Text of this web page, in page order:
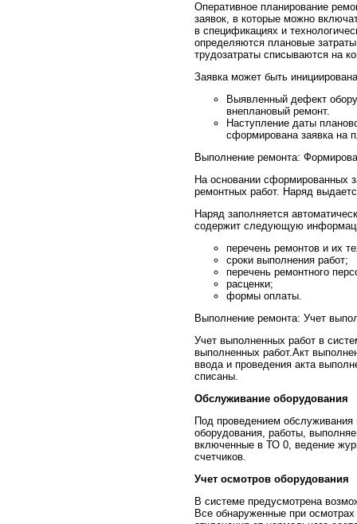
Оперативное планирование
заявок, в которые можно
в спецификациях и
определяются плановые
трудозатраты списываются на
Заявка может быть
Выявленный дефект
внеплановый ремонт.
Наступление даты
сформирована заявка на
Выполнение ремонта:
На основании сформированных
ремонтных работ. Наряд
Наряд заполняется
содержит следующую
перечень ремонтов и их
сроки выполнения работ;
перечень ремонтного
расценки;
формы оплаты.
Выполнение ремонта: Учет
Учет выполненных работ в
выполненных работ.Акт
ввода и проведения акта
списаны.
Обслуживание оборудования
Под проведением
оборудования, работы,
включенные в ТО 0, ведение
счетчиков.
Учет осмотров оборудования
В системе предусмотрена
Все обнаруженные при